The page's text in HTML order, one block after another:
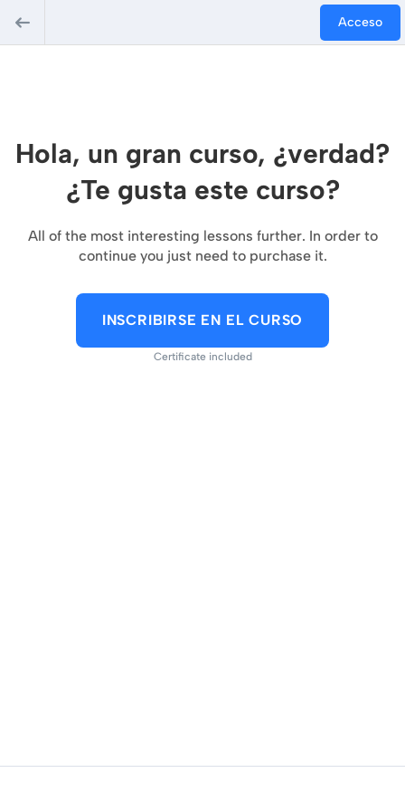
Acceso
Hola, un gran curso, ¿verdad?
¿Te gusta este curso?
All of the most interesting lessons further. In order to
continue you just need to purchase it.
INSCRIBIRSE EN EL CURSO
Certificate included